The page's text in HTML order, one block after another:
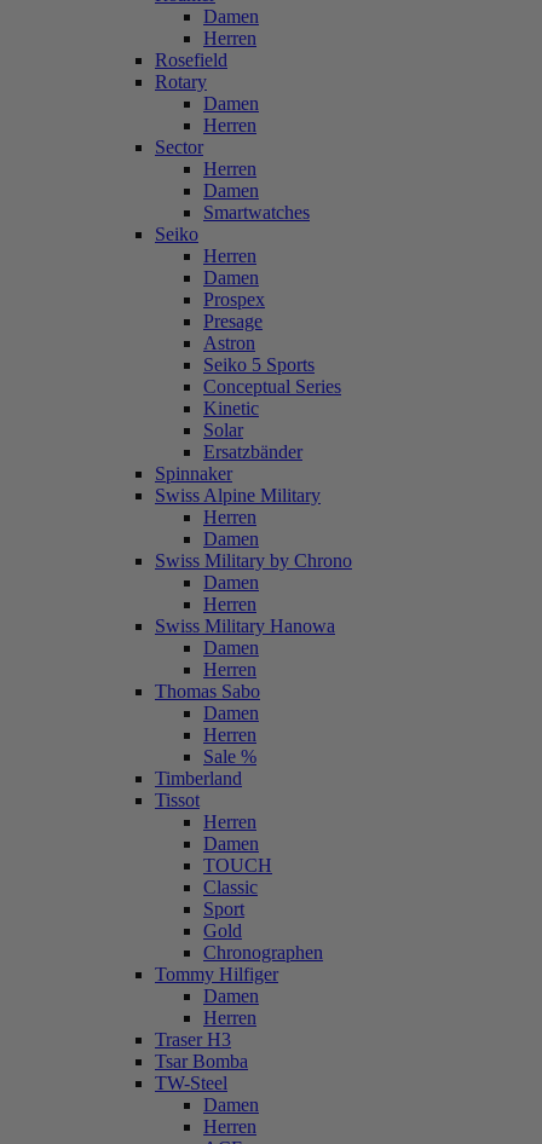
Damen
Herren
Rosefield
Rotary
Damen
Herren
Sector
Herren
Damen
Smartwatches
Seiko
Herren
Damen
Prospex
Presage
Astron
Seiko 5 Sports
Conceptual Series
Kinetic
Solar
Ersatzbänder
Spinnaker
Swiss Alpine Military
Herren
Damen
Swiss Military by Chrono
Damen
Herren
Swiss Military Hanowa
Damen
Herren
Thomas Sabo
Damen
Herren
Sale %
Timberland
Tissot
Herren
Damen
TOUCH
Classic
Sport
Gold
Chronographen
Tommy Hilfiger
Damen
Herren
Traser H3
Tsar Bomba
TW-Steel
Damen
Herren